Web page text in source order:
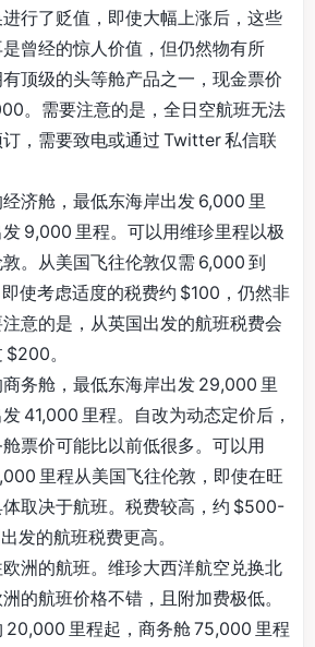
行了贬值，即使大幅上涨后，这些
曾经的惊人价值，但仍然物有所
顶级的头等舱产品之一，现金票价
。需要注意的是，全日空航班无法
，需要致电或通过 Twitter 私信联
济舱，最低东海岸出发 6,000 里
9,000 里程。可以用维珍里程以极
。从美国飞往伦敦仅需 6,000 到
使考虑适度的税费约 $100，仍然非
意的是，从英国出发的航班税费会
。
务舱，最低东海岸出发 29,000 里
41,000 里程。自改为动态定价后，
票价可能比以前低很多。可以用
里程从美国飞往伦敦，即使在旺
取决于航班。税费较高，约 $500-
发的航班税费更高。
洲的航班。维珍大西洋航空兑换北
的航班价格不错，且附加费极低。
20,000 里程起，商务舱 75,000 里程